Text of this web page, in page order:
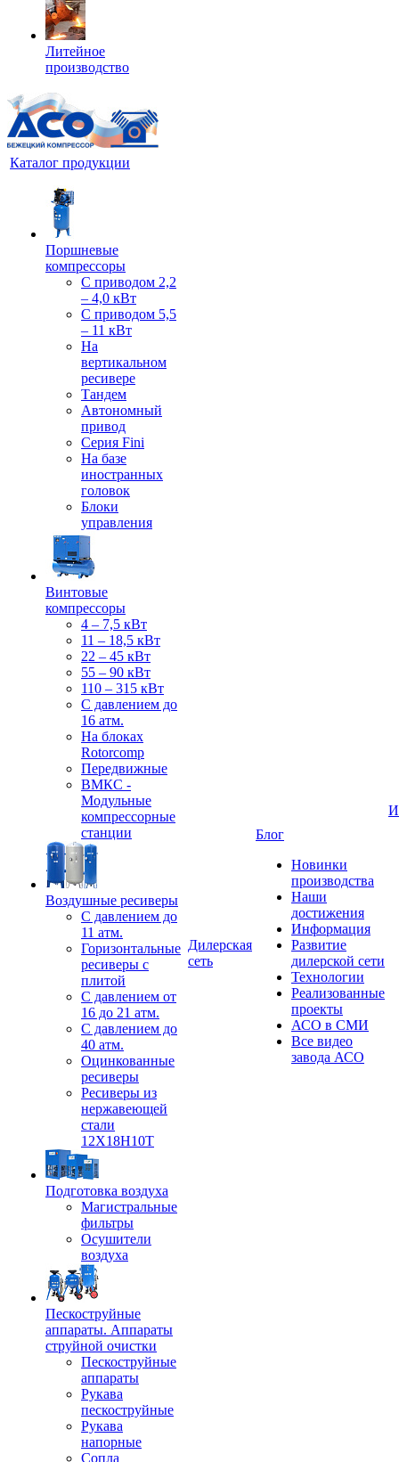
Литейное
производство
Каталог продукции
Поршневые
компрессоры
С приводом 2,2
– 4,0 кВт
С приводом 5,5
– 11 кВт
На
вертикальном
ресивере
Тандем
Автономный
привод
Серия Fini
На базе
иностранных
головок
Блоки
управления
Винтовые
компрессоры
4 – 7,5 кВт
11 – 18,5 кВт
22 – 45 кВт
55 – 90 кВт
110 – 315 кВт
С давлением до
16 атм.
На блоках
Rotorcomp
Передвижные
ВМКС -
Модульные
компрессорные
станции
Воздушные ресиверы
С давлением до
11 атм.
Горизонтальные
ресиверы с
плитой
С давлением от
16 до 21 атм.
С давлением до
40 атм.
Оцинкованные
ресиверы
Ресиверы из
нержавеющей
стали
12Х18Н10Т
Подготовка воздуха
Магистральные
фильтры
Осушители
воздуха
Пескоструйные
аппараты. Аппараты
струйной очистки
Пескоструйные
аппараты
Рукава
пескоструйные
Рукава
напорные
Сопла
Дилерская
сеть
Блог
Новинки
производства
Наши
достижения
Информация
Развитие
дилерской сети
Технологии
Реализованные
проекты
АСО в СМИ
Все видео
завода АСО